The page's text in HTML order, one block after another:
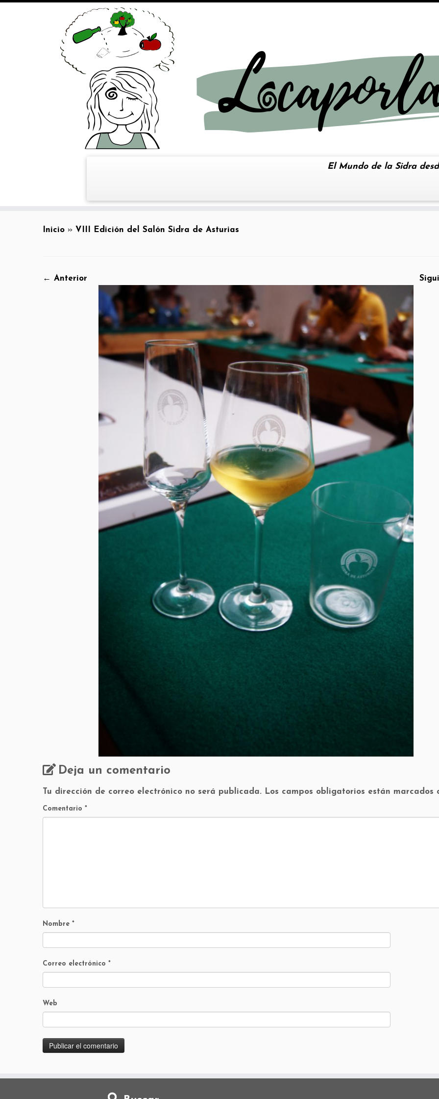
El Mundo de la Sidra
Inicio » VIII Edición del Salón Sidra de Asturias
← Anterior
Deja un comentario
Tu dirección de correo electrónico no será publicada. Los campos obligatorios están marcados
Comentario *
Nombre *
Correo electrónico *
Web